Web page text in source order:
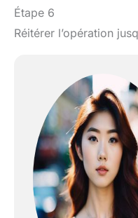
Étape 6
Réitérer l’opération